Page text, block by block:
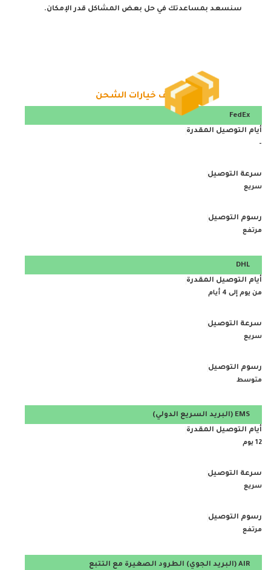
سنسعد بمساعدتك في حل بعض المشاكل قدر الإمكان.
تصنيف خيارات الشحن
FedEx
–
سريع
مرتفع
DHL
من يوم إلى 4 أيام
سريع
متوسط
EMS (البريد السريع الدولي)
12 يوم
سريع
مرتفع
AIR (البريد الجوي) الطرود الصغيرة مع التتبع